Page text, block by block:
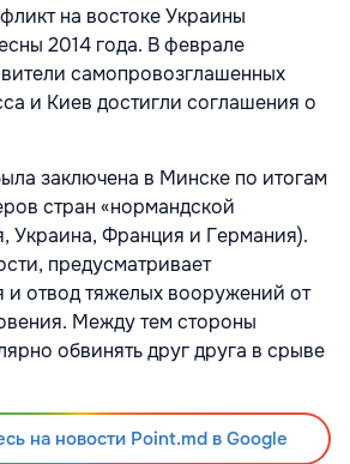
на востоке Украины
2014 года. В феврале
самопровозглашенных
и Киев достигли соглашения о
заключена в Минске по итогам
стран «нормандской
Украина, Франция и Германия).
предусматривает
и отвод тяжелых вооружений от
Между тем стороны
обвинять друг друга в срыве
на новости Point.md в Google